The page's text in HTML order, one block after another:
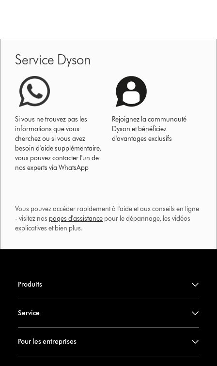
Service Dyson
Si vous ne trouvez pas les
informations que vous
cherchez ou si vous avez
besoin d'aide supplémentaire,
vous pouvez contacter l'un de
nos experts via WhatsApp
Rejoignez la communauté
Dyson et bénéficiez
d'avantages exclusifs
Vous pouvez accéder rapidement à l'aide et aux conseils en ligne
- visitez nos pages d'assistance pour le dépannage, les vidéos
explicatives et bien plus.​
Produits
Service
Pour les entreprises